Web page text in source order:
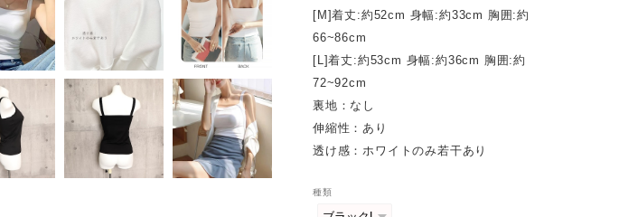
[M]着丈:約52cm 身幅:約33cm 胸囲:約
66~86cm
[L]着丈:約53cm 身幅:約36cm 胸囲:約
72~92cm
裏地：なし
伸縮性：あり
透け感：ホワイトのみ若干あり
種類